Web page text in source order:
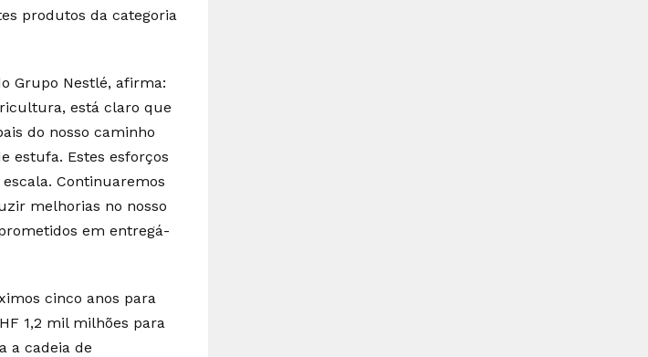
produtos da categoria
Grupo Nestlé, afirma:
está claro que
do nosso caminho
estufa. Estes esforços
Continuaremos
melhorias no nosso
em entregá-
cinco anos para
1,2 mil milhões para
a cadeia de